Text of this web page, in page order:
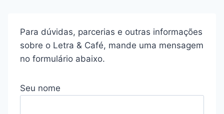
Para dúvidas, parcerias e outras informações
sobre o Letra & Café, mande uma mensagem
no formulário abaixo.
Seu nome